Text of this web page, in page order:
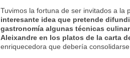
Tuvimos la fortuna de ser invitados a la
interesante idea que pretende
gastronomía algunas técnicas
Aleixandre en los platos de la carta
enriquecedora que debería